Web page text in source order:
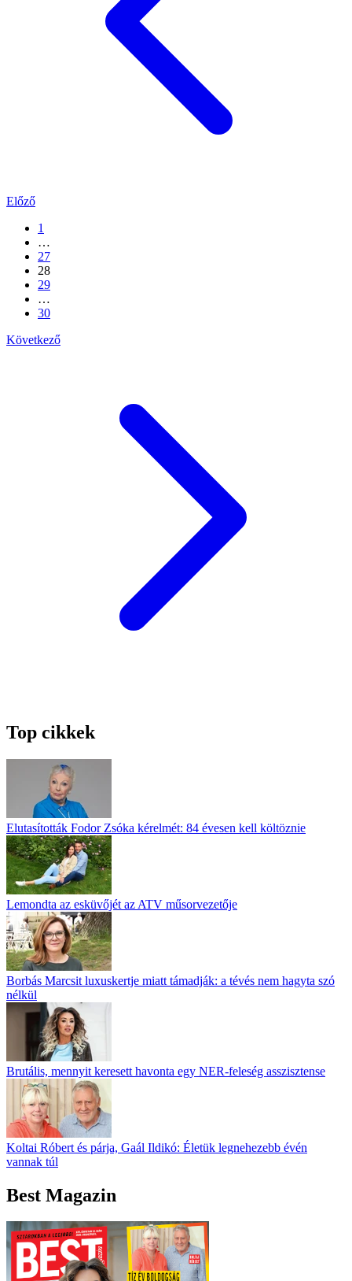
Előző
1
…
27
28
29
…
30
Következő
Top cikkek
Elutasították Fodor Zsóka kérelmét: 84 évesen kell költöznie
Lemondta az esküvőjét az ATV műsorvezetője
Borbás Marcsit luxuskertje miatt támadják: a tévés nem hagyta szó
nélkül
Brutális, mennyit keresett havonta egy NER-feleség asszisztense
Koltai Róbert és párja, Gaál Ildikó: Életük legnehezebb évén
vannak túl
Best Magazin